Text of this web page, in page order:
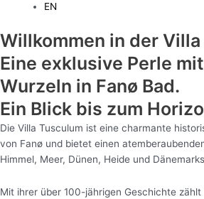
EN
Willkommen in der
Eine exklusive Perle
Wurzeln in Fanø Bad.
Ein Blick bis zum
Die Villa Tusculum ist eine charmante
von Fanø und bietet einen
Himmel, Meer, Dünen, Heide und
Mit ihrer über 100-jährigen Geschichte